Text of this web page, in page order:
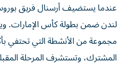
عندما يستضيف أرسنال فريق
لندن ضمن بطولة كأس الإمارات.
المشترك، وتستشرف المرحلة